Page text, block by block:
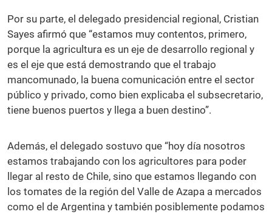
Por su parte, el delegado presidencial regional, Cristian
Sayes afirmó que “estamos muy contentos, primero,
porque la agricultura es un eje de desarrollo regional y
es el eje que está demostrando que el trabajo
mancomunado, la buena comunicación entre el sector
público y privado, como bien explicaba el subsecretario,
tiene buenos puertos y llega a buen destino”.
Además, el delegado sostuvo que “hoy día nosotros
estamos trabajando con los agricultores para poder
llegar al resto de Chile, sino que estamos llegando con
los tomates de la región del Valle de Azapa a mercados
como el de Argentina y también posiblemente podamos